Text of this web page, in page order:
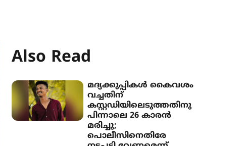
Also Read
മദ‍്യക്കുപ്പികൾ കൈവശം
വച്ചതിന്
കസ്റ്റഡിയിലെടുത്തതിനു
പിന്നാലെ 26 കാരൻ
മരിച്ചു;
പൊലീസിനെതിരേ